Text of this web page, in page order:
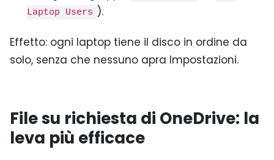
Laptop Users ).
Effetto: ogni laptop tiene il disco in ordine da
solo, senza che nessuno apra Impostazioni.
File su richiesta di OneDrive: la
leva più efficace